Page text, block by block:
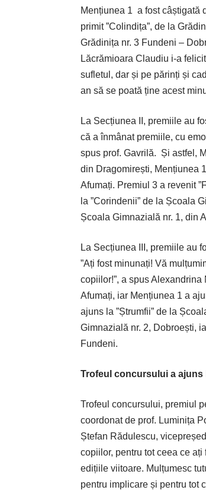
Mențiunea 1 a fost câștigată
primit ”Colindița”, de la
Grădinița nr. 3 Fundeni –
Lăcrămioara Claudiu i-a
sufletul, dar și pe părinți și
an să se poată ține acest
La Secțiunea II, premiile au
că a înmânat premiile, cu
spus prof. Gavrilă. Și astfel,
din Dragomirești, Mențiunea
Afumați. Premiul 3 a revenit
la ”Corindenii” de la Școala
Școala Gimnazială nr. 1, din
La Secțiunea III, premiile au
”Ați fost minunați! Vă
copiilor!”, a spus Alexandrina
Afumați, iar Mențiunea 1 a
ajuns la ”Ștrumfii” de la
Gimnazială nr. 2, Dobroești,
Fundeni.
Trofeul concursului a ajuns
Trofeul concursului, premiul
coordonat de prof. Luminița
Ștefan Rădulescu,
copiilor, pentru tot ceea ce
edițiile viitoare. Mulțumesc
pentru implicare și pentru tot